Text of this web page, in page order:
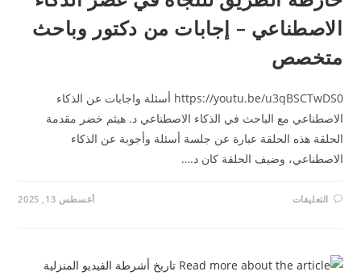
– إجابات من دكتور وباحث
https://youtu.be/u3qBSCTwDS0 أسئلة واجابات عن الذكاء
مع الباحث في الذكاء الاصطناعي د. هيثم خضر مقدمة
هذه الحلقة عبارة عن جلسة أسئلة وأجوبة عن الذكاء
وضيف الحلقة كان د.…
التعليقاتعلى
خارطة
الذكاء
الاصطناعي
أغسطس 13, 2025